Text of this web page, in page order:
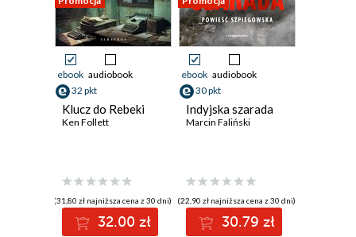
ebook audiobook
32 pkt
Klucz do Rebeki
Ken Follett
(31,80 zł najniższa cena z 30 dni)
32.00 zł
ebook audiobook
30 pkt
Indyjska szarada
Marcin Faliński
(22,90 zł najniższa cena z 30 dni)
30.79 zł